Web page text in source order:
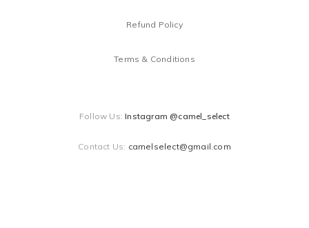
Refund Policy
Terms & Conditions
Follow Us:Instagram @camel_select
Contact Us: camelselect@gmail.com